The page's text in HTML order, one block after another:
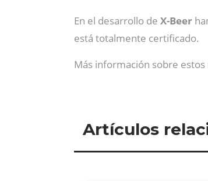
En el desarrollo de X-Beer
está totalmente certificado.
Más información sobre
Artículos